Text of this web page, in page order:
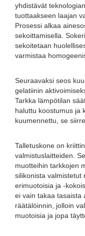
yhdistävät
tuottaakseen laajan
Prosessi alkaa
sekoittamisella.
sekoitetaan
varmistaa
Seuraavaksi seos
gelatiinin
Tarkka lämpötilan
haluttu koostumus ja
kuumennettu, se
Talletuskone on
valmistuslaitteiden.
muotteihin tarkkojen
silikonista valmistetut
erimuotoisia ja -
ei vain takaa tasaista
räätälöinnin, jolloin
muotoisia ja jopa